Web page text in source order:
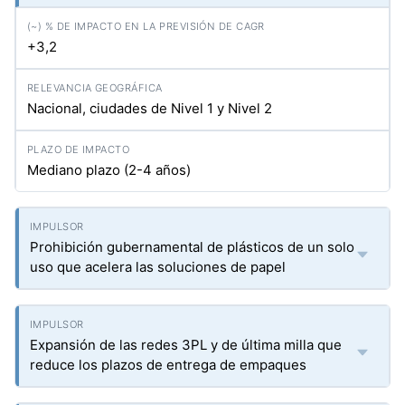
+3,2
Nacional, ciudades de Nivel 1 y Nivel 2
Mediano plazo (2-4 años)
Prohibición gubernamental de plásticos de un solo
uso que acelera las soluciones de papel
Expansión de las redes 3PL y de última milla que
reduce los plazos de entrega de empaques